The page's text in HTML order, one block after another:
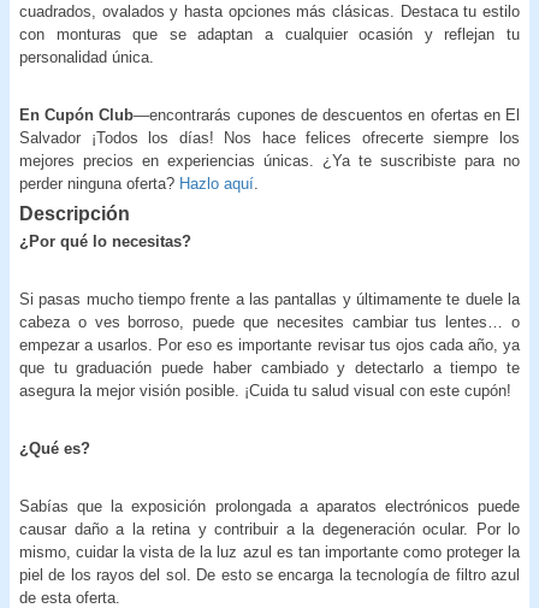
cuadrados, ovalados y hasta opciones más clásicas. Destaca tu estilo
con monturas que se adaptan a cualquier ocasión y reflejan tu
personalidad única.
En Cupón Club—encontrarás cupones de descuentos en ofertas en El
Salvador ¡Todos los días! Nos hace felices ofrecerte siempre los
mejores precios en experiencias únicas. ¿Ya te suscribiste para no
perder ninguna oferta? Hazlo aquí
Descripción
¿Por qué lo necesitas?
Si pasas mucho tiempo frente a las pantallas y últimamente te duele la
cabeza o ves borroso, puede que necesites cambiar tus lentes… o
empezar a usarlos. Por eso es importante revisar tus ojos cada año, ya
que tu graduación puede haber cambiado y detectarlo a tiempo te
asegura la mejor visión posible. ¡Cuida tu salud visual con este cupón!
¿Qué es?
Sabías que la exposición prolongada a aparatos electrónicos puede
causar daño a la retina y contribuir a la degeneración ocular. Por lo
mismo, cuidar la vista de la luz azul es tan importante como proteger la
piel de los rayos del sol. De esto se encarga la tecnología de filtro azul
de esta oferta.